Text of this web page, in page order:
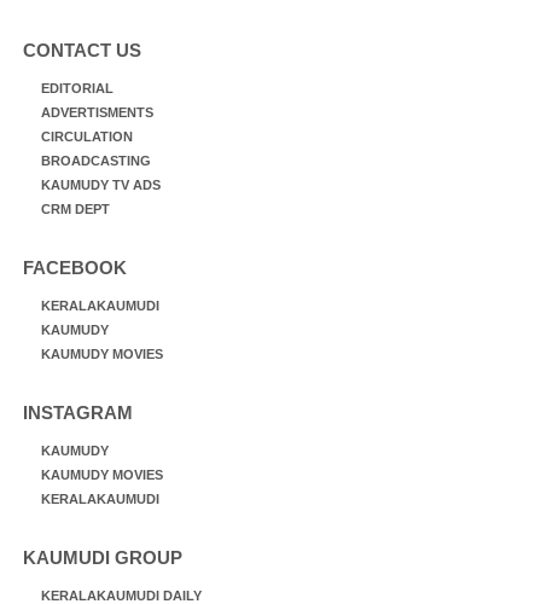
CONTACT US
EDITORIAL
ADVERTISMENTS
CIRCULATION
BROADCASTING
KAUMUDY TV ADS
CRM DEPT
FACEBOOK
KERALAKAUMUDI
KAUMUDY
KAUMUDY MOVIES
INSTAGRAM
KAUMUDY
KAUMUDY MOVIES
KERALAKAUMUDI
KAUMUDI GROUP
KERALAKAUMUDI DAILY